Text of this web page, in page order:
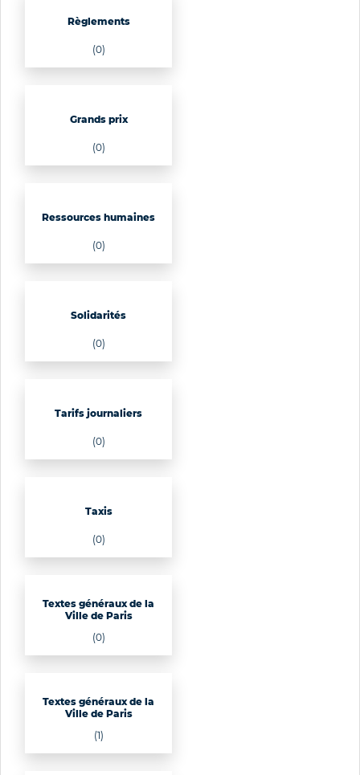
Règlements
(0)
Grands prix
(0)
Ressources humaines
(0)
Solidarités
(0)
Tarifs journaliers
(0)
Taxis
(0)
Textes généraux de la
Ville de Paris
(0)
Textes généraux de la
Ville de Paris
(1)